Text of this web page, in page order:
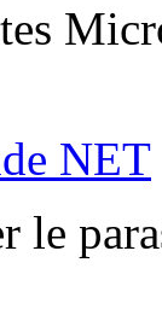
NET
le